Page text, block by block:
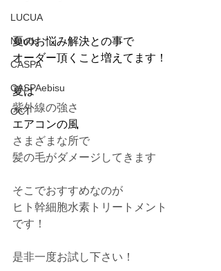
LUCUA
Nuuds
CASPA
CASPAebisu
OCT
夏のお悩み解決との事で
オーダー頂くこと増えてます！
夏は
紫外線の強さ
エアコンの風
さまざまな所で
髪の毛がダメージしてきます
そこでおすすめなのが
ヒト幹細胞水素トリートメント
です！
是非一度お試し下さい！